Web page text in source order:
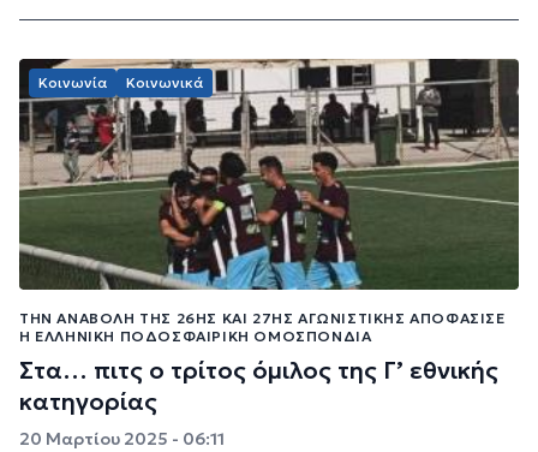
Κοινωνία Κοινωνικά
ΤΗΝ ΑΝΑΒΟΛΉ ΤΗΣ 26ΗΣ ΚΑΙ 27ΗΣ ΑΓΩΝΙΣΤΙΚΉΣ ΑΠΟΦΆΣΙΣΕ
Η ΕΛΛΗΝΙΚΉ ΠΟΔΟΣΦΑΙΡΙΚΉ ΟΜΟΣΠΟΝΔΊΑ
Στα… πιτς ο τρίτος όμιλος της Γ’ εθνικής
κατηγορίας
20 Μαρτίου 2025 - 06:11